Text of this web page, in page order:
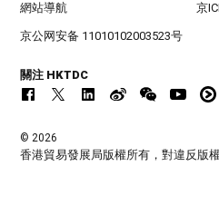
網站導航 京
京公网安备 11010102003523号
關注 HKTDC
© 2026
香港貿易發展局版權所有，對違反版